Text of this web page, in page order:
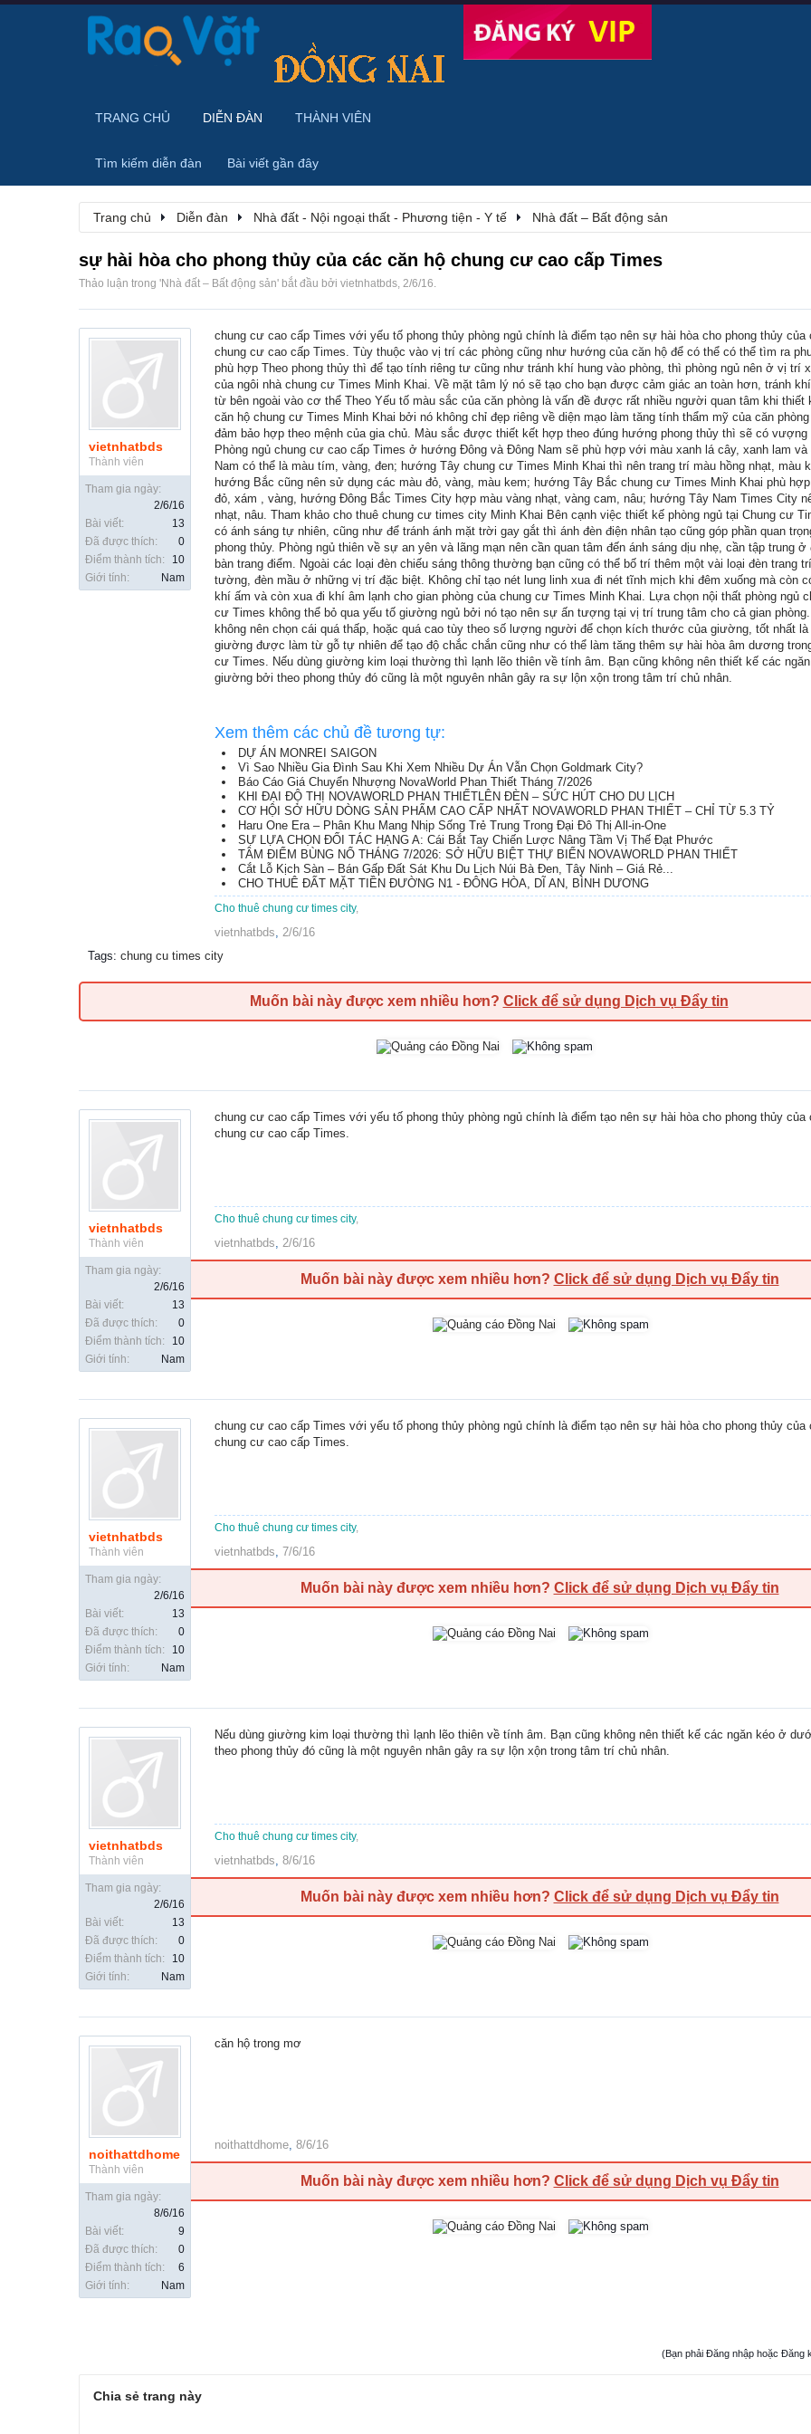
Trang chủ Diễn đàn Nhà đất - Nội ngoại thất - Phương tiện - Y tế Nhà đất – Bất động sản
sự hài hòa cho phong thủy của các căn hộ chung cư cao cấp Times
Thảo luận trong 'Nhà đất – Bất động sản' bắt đầu bởi vietnhatbds, 2/6/16.
vietnhatbds
Thành viên
Tham gia ngày:
2/6/16
Bài viết:
13
Đã được thích:
0
Điểm thành tích:
10
Giới tính:
Nam
chung cư cao cấp Times với yếu tố phong thủy phòng ngủ chính là điểm tạo nên sự hài hòa cho phong thủy của
chung cư cao cấp Times. Tùy thuộc vào vị trí các phòng cũng như hướng của căn hộ để có thể có thể tìm ra
phù hợp Theo phong thủy thì để tạo tính riêng tư cũng như tránh khí hung vào phòng, thì phòng ngủ nên ở vị trí
của ngôi nhà chung cư Times Minh Khai. Về mặt tâm lý nó sẽ tạo cho bạn được cảm giác an toàn hơn, tránh
từ bên ngoài vào cơ thể Theo Yếu tố màu sắc của căn phòng là vấn đề được rất nhiều người quan tâm khi thiết
căn hộ chung cư Times Minh Khai bởi nó không chỉ đẹp riêng về diện mạo làm tăng tính thẩm mỹ của căn
đảm bảo hợp theo mệnh của gia chủ. Màu sắc được thiết kết hợp theo đúng hướng phong thủy thì sẽ có
Phòng ngủ chung cư cao cấp Times ở hướng Đông và Đông Nam sẽ phù hợp với màu xanh lá cây, xanh lam
Nam có thể là màu tím, vàng, đen; hướng Tây chung cư Times Minh Khai thì nên trang trí màu hồng nhạt, màu
hướng Bắc cũng nên sử dụng các màu đỏ, vàng, màu kem; hướng Tây Bắc chung cư Times Minh Khai phù
đỏ, xám , vàng, hướng Đông Bắc Times City hợp màu vàng nhạt, vàng cam, nâu; hướng Tây Nam Times City
nhạt, nâu. Tham khảo cho thuê chung cư times city Minh Khai Bên cạnh việc thiết kế phòng ngủ tại Chung cư
có ánh sáng tự nhiên, cũng như để tránh ánh mặt trời gay gắt thì ánh đèn điện nhân tạo cũng góp phần quan
phong thủy. Phòng ngủ thiên về sự an yên và lãng mạn nên cần quan tâm đến ánh sáng dịu nhẹ, cần tập trung
bàn trang điểm. Ngoài các loại đèn chiếu sáng thông thường bạn cũng có thể bố trí thêm một vài loại đèn trang
tường, đèn mầu ở những vị trí đặc biệt. Không chỉ tạo nét lung linh xua đi nét tĩnh mịch khi đêm xuống mà còn
khí ấm và còn xua đi khí âm lạnh cho gian phòng của chung cư Times Minh Khai. Lựa chọn nội thất phòng ngủ
cư Times không thể bỏ qua yếu tố giường ngủ bởi nó tạo nên sự ấn tượng tại vị trí trung tâm cho cả gian
không nên chọn cái quá thấp, hoặc quá cao tùy theo số lượng người để chọn kích thước của giường, tốt nhất là
giường được làm từ gỗ tự nhiên để tạo độ chắc chắn cũng như có thể làm tăng thêm sự hài hòa âm dương
cư Times. Nếu dùng giường kim loại thường thì lạnh lẽo thiên về tính âm. Bạn cũng không nên thiết kế các
giường bởi theo phong thủy đó cũng là một nguyên nhân gây ra sự lộn xộn trong tâm trí chủ nhân.
Xem thêm các chủ đề tương tự:
DỰ ÁN MONREI SAIGON
Vì Sao Nhiều Gia Đình Sau Khi Xem Nhiều Dự Án Vẫn Chọn Goldmark City?
Báo Cáo Giá Chuyển Nhượng NovaWorld Phan Thiết Tháng 7/2026
KHI ĐẠI ĐỘ THỊ NOVAWORLD PHAN THIẾTLÊN ĐÈN – SỨC HÚT CHO DU LỊCH
CƠ HỘI SỞ HỮU DÒNG SẢN PHẨM CAO CẤP NHẤT NOVAWORLD PHAN THIẾT – CHỈ TỪ 5.3 TỶ
Haru One Era – Phân Khu Mang Nhịp Sống Trẻ Trung Trong Đại Đô Thị All-in-One
SỰ LỰA CHỌN ĐỐI TÁC HẠNG A: Cái Bắt Tay Chiến Lược Nâng Tầm Vị Thế Đạt Phước
TÂM ĐIỂM BÙNG NỔ THÁNG 7/2026: SỞ HỮU BIỆT THỰ BIỂN NOVAWORLD PHAN THIẾT
Cắt Lỗ Kịch Sàn – Bán Gấp Đất Sát Khu Du Lịch Núi Bà Đen, Tây Ninh – Giá Rẻ...
CHO THUÊ ĐẤT MẶT TIỀN ĐƯỜNG N1 - ĐÔNG HÒA, DĨ AN, BÌNH DƯƠNG
Cho thuê chung cư times city,
vietnhatbds, 2/6/16
Tags: chung cu times city
Muốn bài này được xem nhiều hơn? Click để sử dụng Dịch vụ Đẩy tin
vietnhatbds
Thành viên
Tham gia ngày:
2/6/16
Bài viết:
13
Đã được thích:
0
Điểm thành tích:
10
Giới tính:
Nam
chung cư cao cấp Times với yếu tố phong thủy phòng ngủ chính là điểm tạo nên sự hài hòa cho phong thủy của
chung cư cao cấp Times.
Cho thuê chung cư times city,
vietnhatbds, 2/6/16
Muốn bài này được xem nhiều hơn? Click để sử dụng Dịch vụ Đẩy tin
vietnhatbds
Thành viên
Tham gia ngày:
2/6/16
Bài viết:
13
Đã được thích:
0
Điểm thành tích:
10
Giới tính:
Nam
chung cư cao cấp Times với yếu tố phong thủy phòng ngủ chính là điểm tạo nên sự hài hòa cho phong thủy của
chung cư cao cấp Times.
Cho thuê chung cư times city,
vietnhatbds, 7/6/16
Muốn bài này được xem nhiều hơn? Click để sử dụng Dịch vụ Đẩy tin
vietnhatbds
Thành viên
Tham gia ngày:
2/6/16
Bài viết:
13
Đã được thích:
0
Điểm thành tích:
10
Giới tính:
Nam
Nếu dùng giường kim loại thường thì lạnh lẽo thiên về tính âm. Bạn cũng không nên thiết kế các ngăn kéo ở
theo phong thủy đó cũng là một nguyên nhân gây ra sự lộn xộn trong tâm trí chủ nhân.
Cho thuê chung cư times city,
vietnhatbds, 8/6/16
Muốn bài này được xem nhiều hơn? Click để sử dụng Dịch vụ Đẩy tin
noithattdhome
Thành viên
Tham gia ngày:
8/6/16
Bài viết:
9
Đã được thích:
0
Điểm thành tích:
6
Giới tính:
Nam
căn hộ trong mơ
noithattdhome, 8/6/16
Muốn bài này được xem nhiều hơn? Click để sử dụng Dịch vụ Đẩy tin
(Bạn phải Đăng nhập hoặc Đăng
Chia sẻ trang này
TRANG CHỦ DIỄN ĐÀN
Tìm kiếm diễn đàn Bài viết gần đây
THÀNH VIÊN